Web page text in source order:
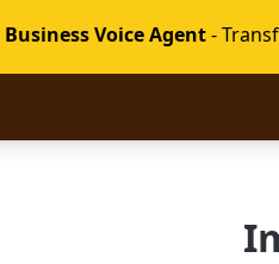
Business Voice Agent-